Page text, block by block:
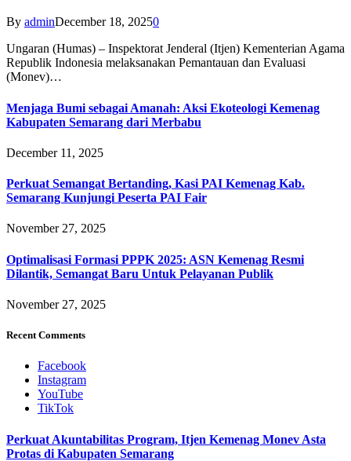
By adminDecember 18, 20250
Ungaran (Humas) – Inspektorat Jenderal (Itjen) Kementerian Agama
Republik Indonesia melaksanakan Pemantauan dan Evaluasi
(Monev)…
Menjaga Bumi sebagai Amanah: Aksi Ekoteologi Kemenag
Kabupaten Semarang dari Merbabu
December 11, 2025
Perkuat Semangat Bertanding, Kasi PAI Kemenag Kab.
Semarang Kunjungi Peserta PAI Fair
November 27, 2025
Optimalisasi Formasi PPPK 2025: ASN Kemenag Resmi
Dilantik, Semangat Baru Untuk Pelayanan Publik
November 27, 2025
Recent Comments
Facebook
Instagram
YouTube
TikTok
Perkuat Akuntabilitas Program, Itjen Kemenag Monev Asta
Protas di Kabupaten Semarang